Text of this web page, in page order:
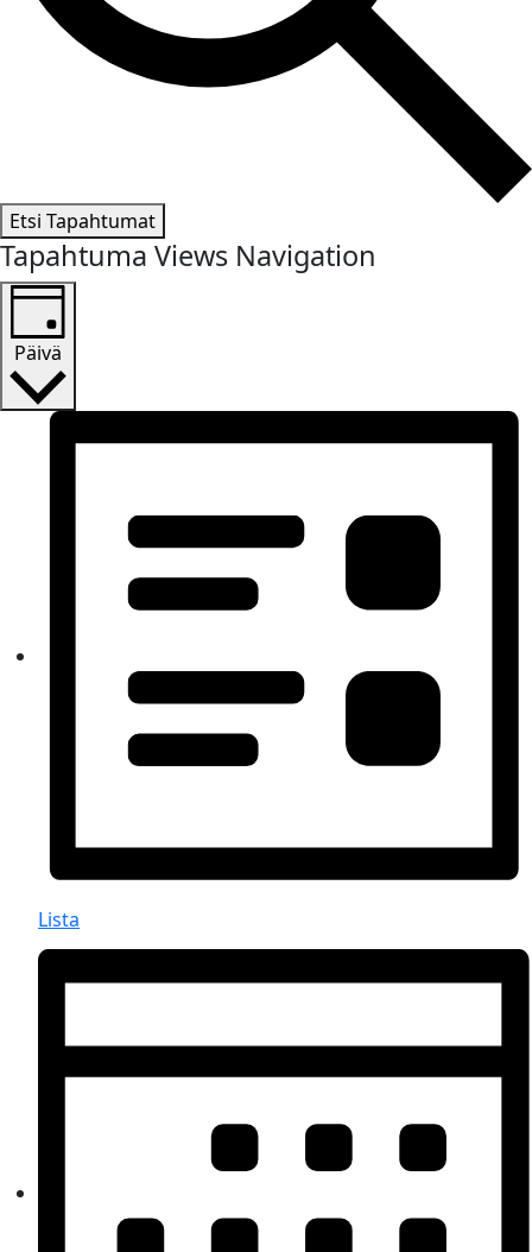
Etsi Tapahtumat
Tapahtuma Views Navigation
Päivä
Lista